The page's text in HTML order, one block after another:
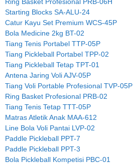
Starting Blocks SA-ALU-24
Catur Kayu Set Premium WCS-45P
Bola Medicine 2kg BT-02
Tiang Tenis Portabel TTP-05P
Tiang Pickleball Portabel TPP-02
Tiang Pickleball Tetap TPT-01
Antena Jaring Voli AJV-05P
Tiang Voli Portable Profesional TVP-05P
Ring Basket Profesional PRB-02
Tiang Tenis Tetap TTT-05P
Matras Atletik Anak MAA-612
Line Bola Voli Pantai LVP-02
Paddle Pickleball PPT-7
Paddle Pickleball PPT-3
Bola Pickleball Kompetisi PBC-01